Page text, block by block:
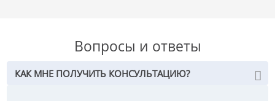
Вопросы и ответы
КАК МНЕ ПОЛУЧИТЬ КОНСУЛЬТАЦИЮ?